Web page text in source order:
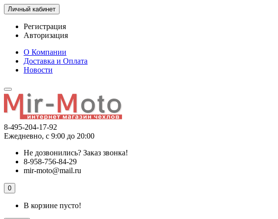
Личный кабинет
Регистрация
Авторизация
О Компании
Доставка и Оплата
Новости
8-495-204-17-92
Ежедневно, с 9:00 до 20:00
Не дозвонились? Заказ звонка!
8-958-756-84-29
mir-moto@mail.ru
0
В корзине пусто!